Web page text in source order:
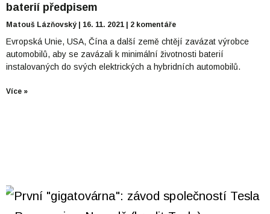
baterií předpisem
Matouš Lázňovský 16. 11. 2021 2 komentáře
Evropská Unie, USA, Čína a další země chtějí zavázat výrobce
automobilů, aby se zavázali k minimální životnosti baterií
instalovaných do svých elektrických a hybridních automobilů.
Více »